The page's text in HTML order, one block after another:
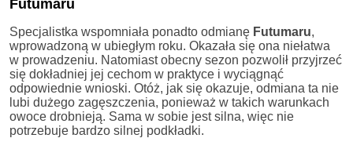
Futumaru
Specjalistka wspomniała ponadto odmianę Futumaru,
wprowadzoną w ubiegłym roku. Okazała się ona niełatwa
w prowadzeniu. Natomiast obecny sezon pozwolił przyjrzeć
się dokładniej jej cechom w praktyce i wyciągnąć
odpowiednie wnioski. Otóż, jak się okazuje, odmiana ta nie
lubi dużego zagęszczenia, ponieważ w takich warunkach
owoce drobnieją. Sama w sobie jest silna, więc nie
potrzebuje bardzo silnej podkładki.